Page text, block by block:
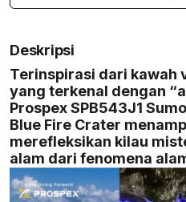
Deskripsi
Terinspirasi dari kawah
yang terkenal dengan
Prospex SPB543J1
Blue Fire Crater
merefleksikan kilau
alam dari fenomena